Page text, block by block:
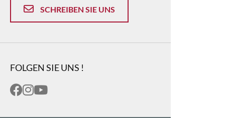
SCHREIBEN SIE UNS
FOLGEN SIE UNS !